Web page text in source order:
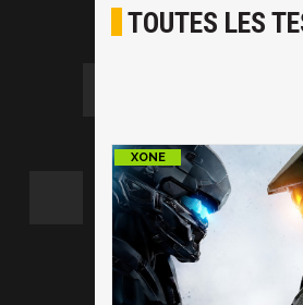
TOUTES LES